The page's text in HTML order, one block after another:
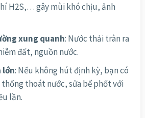
H2S,… gây mùi khó chịu, ảnh
xung quanh: Nước thải tràn ra
đất, nguồn nước.
lớn: Nếu không hút định kỳ, bạn có
thoát nước, sửa bể phốt với
lần.